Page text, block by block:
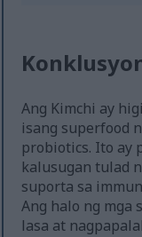
Ang Kimchi ay
isang superfood
probiotics. Ito ay
kalusugan tulad
suporta sa
Ang halo ng mga
lasa at